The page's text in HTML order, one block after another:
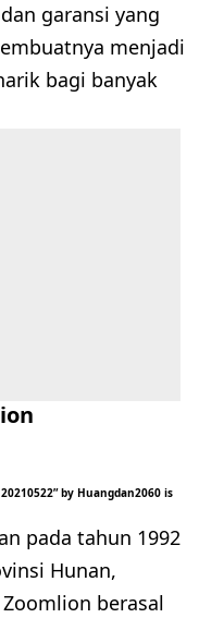
garansi yang
menjadi
bagi banyak
” by Huangdan2060 is
pada tahun 1992
Hunan,
berasal